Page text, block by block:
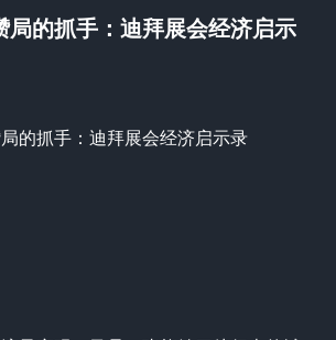
局的抓手：迪拜展会经济启示